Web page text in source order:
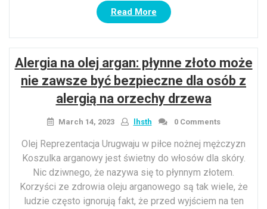
Read More“Brazylijski
wosk,
a
także
po-
rzeczy,
o
których
wymagasz
Alergia na olej argan: płynne złoto może
nie zawsze być bezpieczne dla osób z
alergią na orzechy drzewa
March 14, 2023 lhsth 0 Comments
Olej Reprezentacja Urugwaju w piłce nożnej mężczyzn
Koszulka arganowy jest świetny do włosów dla skóry.
Nic dziwnego, że nazywa się to płynnym złotem.
Korzyści ze zdrowia oleju arganowego są tak wiele, że
ludzie często ignorują fakt, że przed wyjściem na ten